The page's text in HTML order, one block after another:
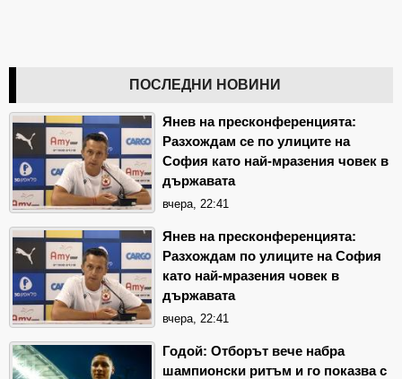
ПОСЛЕДНИ НОВИНИ
Янев на пресконференцията:
Разхождам се по улиците на
София като най-мразения човек в
държавата
вчера, 22:41
Янев на пресконференцията:
Разхождам по улиците на София
като най-мразения човек в
държавата
вчера, 22:41
Годой: Отборът вече набра
шампионски ритъм и го показва с